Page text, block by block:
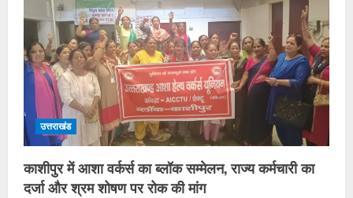
उत्तराखंड
काशीपुर में आशा वर्कर्स का ब्लॉक सम्मेलन, राज्य कर्मचारी का
दर्जा और श्रम शोषण पर रोक की मांग